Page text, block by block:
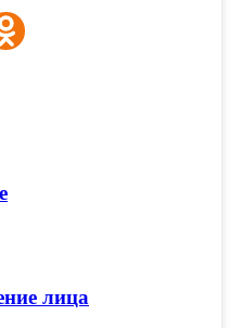
лица